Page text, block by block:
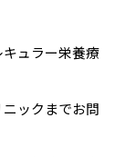
キュラー栄養療
ックまでお問